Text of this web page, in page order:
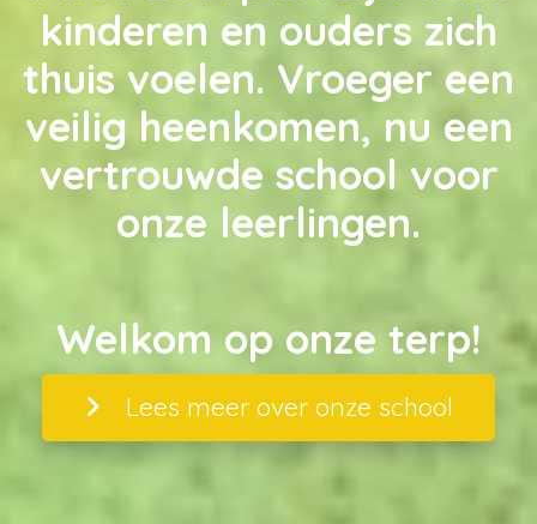
kinderen en ouders zich
thuis voelen. Vroeger een
veilig heenkomen, nu een
vertrouwde school voor
onze leerlingen.
Welkom op onze terp!
Lees meer over onze school